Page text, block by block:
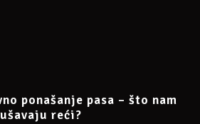
ponašanje pasa – što nam
reći?